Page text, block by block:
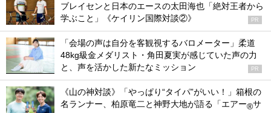
ブレイセンと日本のエースの太田海也「絶対王者から
学ぶこと」《ケイリン国際対談②》
PR
「会場の声は自分を客観視するバロメーター」柔道
48kg級金メダリスト・角田夏実が感じていた声の力
と、声を活かした新たなミッション
PR
《山の神対談》「やっぱり“タイパ”がいい！」箱根の
名ランナー、柏原竜二と神野大地が語る「エアー®サ